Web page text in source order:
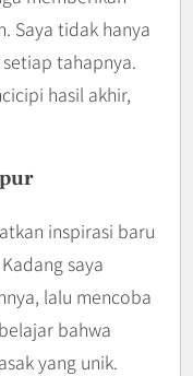
Saya tidak hanya
tahapnya.
hasil akhir,
inspirasi baru
saya
lalu mencoba
bahwa
yang unik.